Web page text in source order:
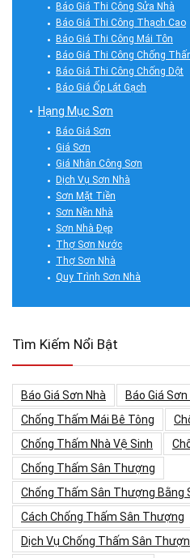
Báo Giá Thi Công Sửa Nhà
Báo Giá Thi Công Thạch Cao
Báo Giá Thi Công Mái Tôn
Báo Giá Thi Công Chống
Báo Giá Thi Công Chống Dột
Báo Giá Ốp Lát Gạch
Hạng Mục Sơn
Báo Giá Sơn
Giá Sơn
Giá Nhân Công Sơn
Dịch Vụ Sơn Nhà
Sơn Mặt Tiền
Sơn Nền Nhà
Sơn Nhà Đẹp
Thợ Sơn Nước
Thợ Sơn Nhà
Quy Trình Sơn Nhà
Tìm Kiếm Nổi Bật
Báo Giá Sơn Nhà
Báo Giá
Chống Thấm Mái Bê Tông
Chống Thấm Nhà Vệ Sinh
Chống Thấm Sân Thượng
Chống Thấm Sân Thượng Bằng
Cách Chống Thấm Sân Thượng
Dịch Vụ Chống Thấm Sân